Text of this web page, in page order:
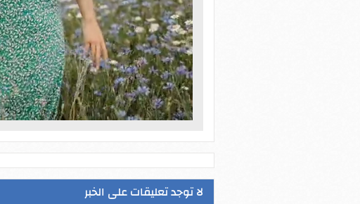
لا توجد تعليقات على الخبر